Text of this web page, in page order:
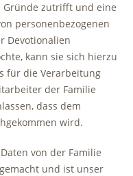
Gründe zutrifft und eine
personenbezogenen
Devotionalien
kann sie sich hierzu
für die Verarbeitung
der Familie
dass dem
wird.
von der Familie
und ist unser